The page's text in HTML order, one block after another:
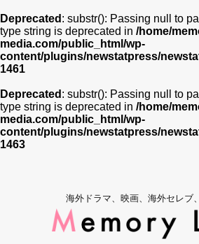
Deprecated : substr(): Passing null to
type string is deprecated in /home/
media.com/public_html/wp-
content/plugins/newstatpress/
1461
Deprecated : substr(): Passing null to
type string is deprecated in /home/
media.com/public_html/wp-
content/plugins/newstatpress/
1463
海外ドラマ、映画、海外セレブ